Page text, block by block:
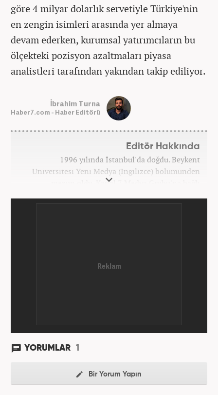
göre 4 milyar dolarlık servetiyle Türkiye'nin
en zengin isimleri arasında yer almaya
devam ederken, kurumsal yatırımcıların bu
ölçekteki pozisyon azaltmaları piyasa
analistleri tarafından yakından takip ediliyor.
İbrahim Turna
Haber7.com - Haber Editörü
Editör Hakkında
1996 yılında İstanbul'da doğdu. Beykent
Üniversitesi Yeni Medya (İngilizce) bölümünden
mezun oldu. Kanal 7 Medya Grubu'na bağlı
YORUMLAR 1
Bir Yorum Yapın